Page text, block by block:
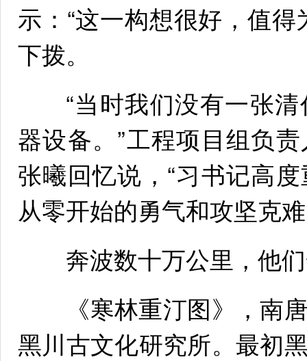
示：“这一构想很好，值
下拨。
“当时我们没有一张清
器设备。”工程项目组负
张曦回忆说，“习书记高
从零开始的勇气和攻坚克
奔波数十万公里，他们
《寒林重汀图》，南唐
黑川古文化研究所。最初